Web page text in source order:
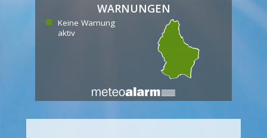
WARNUNGEN
Keine Warnung
aktiv